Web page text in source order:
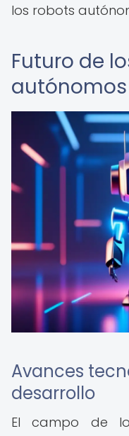
los robots
Futuro de
autónomos
Avances
desarrollo
El campo de